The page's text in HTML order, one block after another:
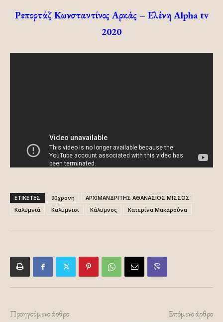
Ρεπορτάζ Κωνσταντίνος Αρκάς – Ελένη Alpha tv
2020
ΕΤΙΚΕΤΕΣ 90χρονη
ΑΡΧΙΜΑΝΔΡΙΤΗΣ ΑΘΑΝΑΣΙΟΣ ΜΙΣΣΟΣ
Καλυμνιά
Καλύμνιοι Κάλυμνος Κατερίνα Μακαρούνα
Προηγούμενο άρθρο Επόμενο άρθρο